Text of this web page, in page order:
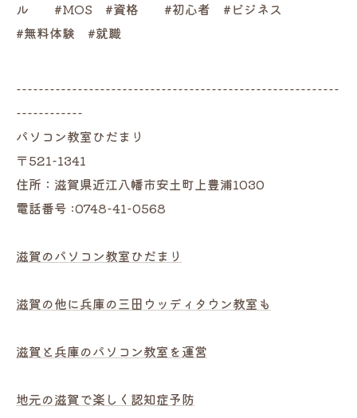
ル #MOS #資格 #初心者 #ビジネス
#無料体験 #就職
----------------------------------------------------------
------------
パソコン教室ひだまり
〒521-1341
住所：滋賀県近江八幡市安土町上豊浦1030
電話番号 :0748-41-0568
滋賀のパソコン教室ひだまり
滋賀の他に兵庫の三田ウッディタウン教室も
滋賀と兵庫のパソコン教室を運営
地元の滋賀で楽しく認知症予防